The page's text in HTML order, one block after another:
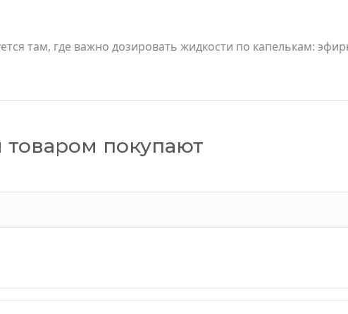
там, где важно дозировать жидкости по капелькам:
товаром покупают